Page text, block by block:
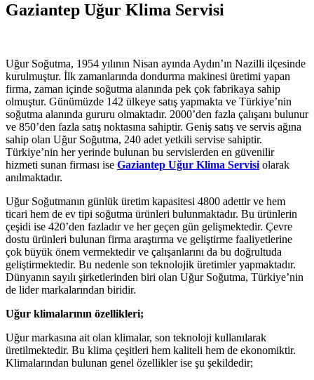
Gaziantep Uğur Klima Servisi
Uğur Soğutma, 1954 yılının Nisan ayında Aydın’ın Nazilli ilçesinde
kurulmuştur. İlk zamanlarında dondurma makinesi üretimi yapan
firma, zaman içinde soğutma alanında pek çok fabrikaya sahip
olmuştur. Günümüzde 142 ülkeye satış yapmakta ve Türkiye’nin
soğutma alanında gururu olmaktadır. 2000’den fazla çalışanı bulunur
ve 850’den fazla satış noktasına sahiptir. Geniş satış ve servis ağına
sahip olan Uğur Soğutma, 240 adet yetkili servise sahiptir.
Türkiye’nin her yerinde bulunan bu servislerden en güvenilir
hizmeti sunan firması ise Gaziantep Uğur Klima Servisi olarak
anılmaktadır.
Uğur Soğutmanın günlük üretim kapasitesi 4800 adettir ve hem
ticari hem de ev tipi soğutma ürünleri bulunmaktadır. Bu ürünlerin
çeşidi ise 420’den fazladır ve her geçen gün gelişmektedir. Çevre
dostu ürünleri bulunan firma araştırma ve geliştirme faaliyetlerine
çok büyük önem vermektedir ve çalışanlarını da bu doğrultuda
geliştirmektedir. Bu nedenle son teknolojik üretimler yapmaktadır.
Dünyanın sayılı şirketlerinden biri olan Uğur Soğutma, Türkiye’nin
de lider markalarından biridir.
Uğur klimalarının özellikleri;
Uğur markasına ait olan klimalar, son teknoloji kullanılarak
üretilmektedir. Bu klima çeşitleri hem kaliteli hem de ekonomiktir.
Klimalarından bulunan genel özellikler ise şu şekildedir;